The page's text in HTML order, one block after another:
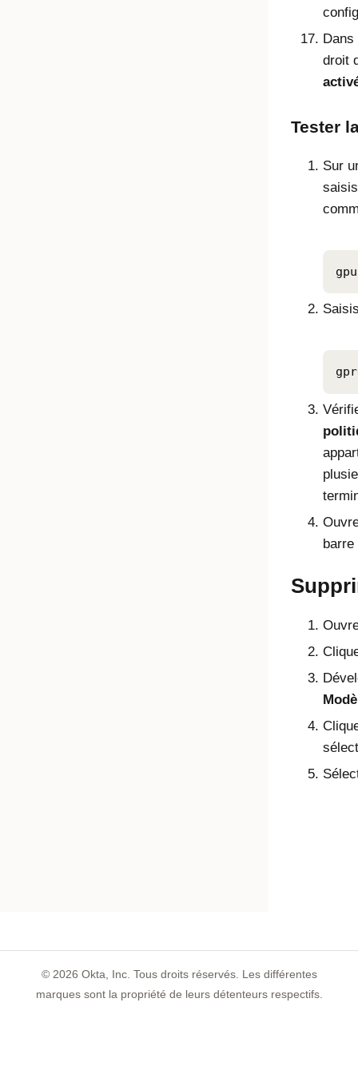
droit
Tester
Sur
© 2026 Okta, Inc. Tous droits réservés. Les différentes
marques sont la propriété de leurs détenteurs respectifs.